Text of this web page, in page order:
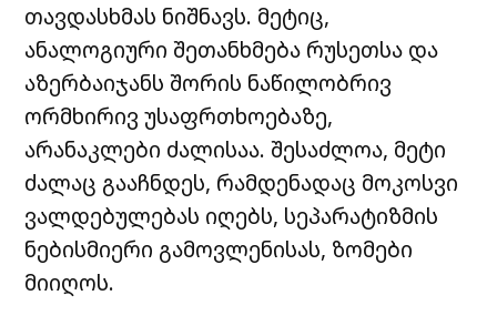
თავდასხმას ნიშნავს. მეტიც,
ანალოგიური შეთანხმება რუსეთსა და
აზერბაიჯანს შორის ნაწილობრივ
ორმხირივ უსაფრთხოებაზე,
არანაკლები ძალისაა. შესაძლოა, მეტი
ძალაც გააჩნდეს, რამდენადაც მოკოსვი
ვალდებულებას იღებს, სეპარატიზმის
ნებისმიერი გამოვლენისას, ზომები
მიიღოს.